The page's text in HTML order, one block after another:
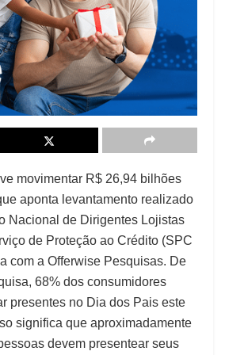
movimentar R$ 26,94 bilhões
aponta levantamento realizado
Nacional de Dirigentes Lojistas
de Proteção ao Crédito (SPC
com a Offerwise Pesquisas. De
68% dos consumidores
presentes no Dia dos Pais este
significa que aproximadamente
devem presentear seus